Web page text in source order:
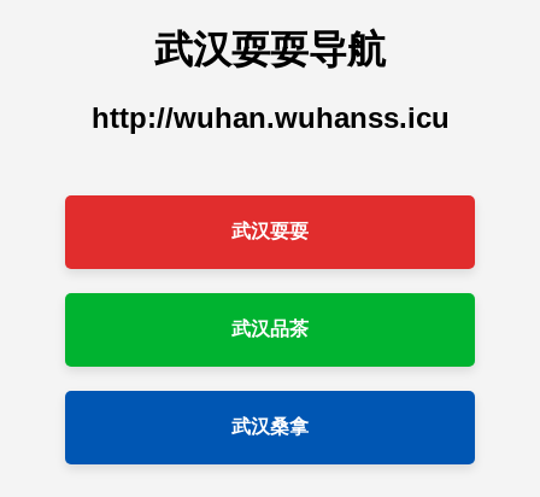
武汉耍耍导航
http://wuhan.wuhanss.icu
武汉耍耍
武汉品茶
武汉桑拿